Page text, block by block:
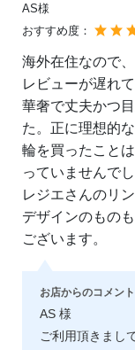
AS様
おすすめ度：
海外在住なので
レビューが遅れ
華奢で丈夫かつ
た。正に理想的
輪を買ったこと
っていませんでし
レジエさんのリ
デザインのもの
ございます。
お店からのコメント
AS 様
ご利用頂きまし